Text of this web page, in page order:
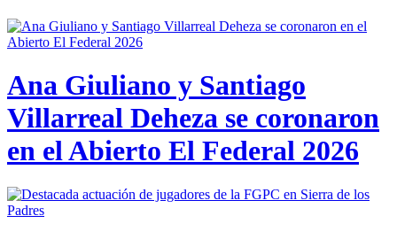
Ana Giuliano y Santiago
Villarreal Deheza se coronaron
en el Abierto El Federal 2026